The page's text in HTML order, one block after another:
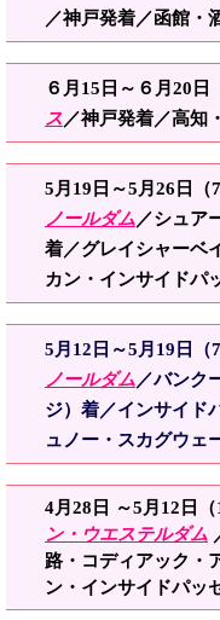
／神戸発着／函館・
６月15日～６月20日
ス ／神戸発着／高知
5月19日～5月26日（
ノールダム／シュア
着／グレイシャーベ
カン・インサイドパ
5月12日～5月19日（
ノールダム／バンク
ジ）着／インサイド
ュノー・スカグウェ
4月28日 ～5月12日
ン・ウエステルダム
路・コディアック・
ン・インサイドパッ